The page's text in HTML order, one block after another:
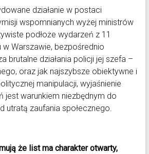
działanie w postaci
wspomnianych wyżej ministrów
podłoże wydarzeń z 11
w Warszawie, bezpośrednio
brutalne działania policji jej szefa –
oraz jak najszybsze obiektywne i
manipulacji, wyjaśnienie
jest warunkiem niezbędnym do
utratą zaufania społecznego.
że list ma charakter otwarty,